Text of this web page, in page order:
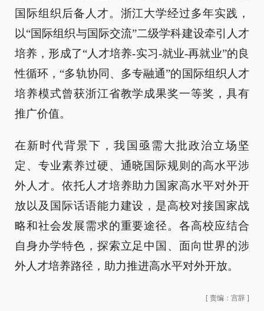
国际组织后备人才。浙江大学经过多年实践，
以“国际组织与国际交流”二级学科建设牵引人才
培养，形成了“人才培养-实习-就业-再就业”的良
性循环，“多轨协同、多专融通”的国际组织人才
培养模式曾获浙江省教学成果奖一等奖，具有
推广价值。
在新时代背景下，我国亟需大批政治立场坚
定、专业素养过硬、通晓国际规则的高水平涉
外人才。依托人才培养助力国家高水平对外开
放以及国际话语能力建设，是高校对接国家战
略和社会发展需求的重要途径。各高校应结合
自身办学特色，探索立足中国、面向世界的涉
外人才培养路径，助力推进高水平对外开放。
[ 责编：宫辞 ]